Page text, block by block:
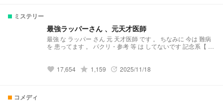
ミステリー
最強ラッパーさん 、元天才医師
最強 な ラッパー さん 元 天才医師 です 。 ちなみに 今は 難病
を 患ってます 。 パクリ・参考 等 は してないです 記念系【 ラ
位 2025.2.03. ミステリー [ デイリー ] ↪︎ 11 位 2025.2.14. ミス
favorite 17,654 grade 1,159 update 2025/11/18
コメディ